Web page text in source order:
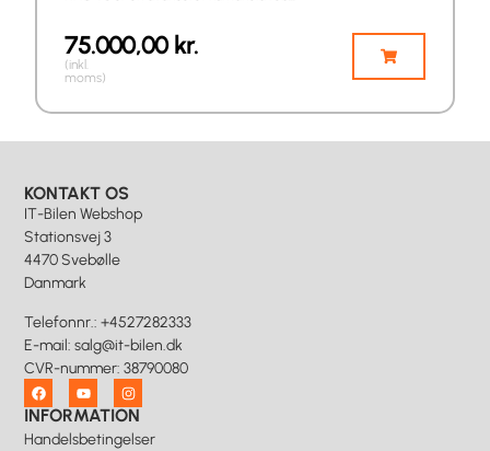
75.000,00kr.
(inkl.
moms)
KONTAKT OS
IT-Bilen Webshop
Stationsvej 3
4470 Svebølle
Danmark
Telefonnr.: +4527282333
E-mail:salg@it-bilen.dk
CVR-nummer: 38790080
INFORMATION
Handelsbetingelser